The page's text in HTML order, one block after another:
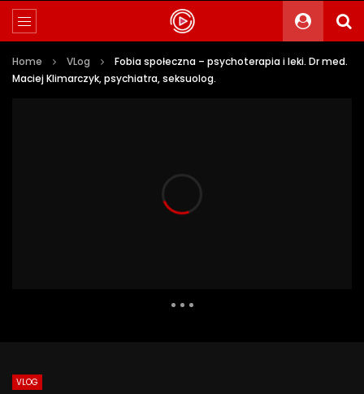
Home VLog
Fobia społeczna – psychoterapia i leki. Dr med.
Maciej Klimarczyk, psychiatra, seksuolog.
VLOG